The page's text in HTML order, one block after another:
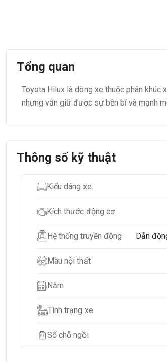
Tổng quan
Toyota Hilux là dòng xe thuộc phân khúc
nhưng vẫn giữ được sự bền bỉ và mạnh
Thông số kỹ thuật
Kiểu dáng xe
Kích thước động cơ
Hệ thống truyền động Dẫn
Màu nội thất
Năm
Tình trạng xe
Số chỗ ngồi